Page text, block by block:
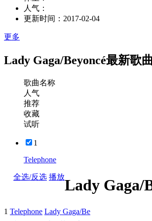
人气：
更新时间： 2017-02-04
更多
Lady Gaga/Beyoncé最新歌曲
歌曲名称
人气
推荐
收藏
试听
1
Telephone
全选/反选 播放Lady Gaga/
1 Telephone Lady Gaga/Be